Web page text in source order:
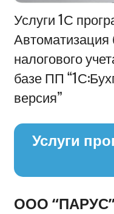
Информация
Услуги 1С
Автоматизация
налогового
базе ПП
версия”
Услуги
ООО